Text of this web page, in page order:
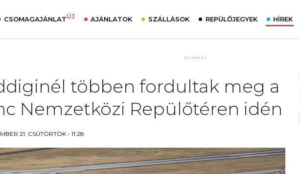
CSOMAGAJÁNLATÚJ AJÁNLATOK SZÁLLÁSOK REPÜLŐJEGYEK HÍREK
többen fordultak meg a
Nemzetközi Repülőtéren idén
21. CSÜTÖRTÖK - 11:28